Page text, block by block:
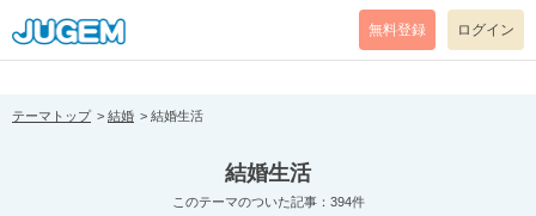
[pear_error: message="Success" code=0 mode=return level=notice
prefix="" info=""]
無料登録 ログイン
テーマトップ 結婚 結婚生活
結婚生活
このテーマのついた記事：394件